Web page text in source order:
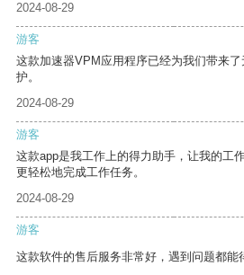
2024-08-29
游客
这款加速器VPM应用程序已经为我们带来
护。
2024-08-29
游客
这款app是我工作上的得力助手，让我的工
更轻松地完成工作任务。
2024-08-29
游客
这款软件的售后服务非常好，遇到问题都能